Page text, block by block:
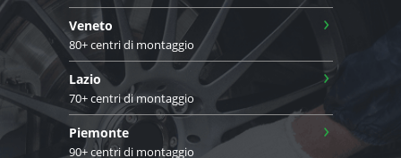
Veneto
80+ centri di montaggio
›
Lazio
70+ centri di montaggio
›
Piemonte
90+ centri di montaggio
›